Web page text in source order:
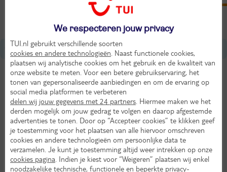
Over Italië
Tijdverschil met Nederland
Gelijk aan NL
Munteenheid
Euro
Taal
Italiaans
We respecteren jouw privacy
TUI.nl gebruikt verschillende soorten
cookies en andere technologieën . Naast functionele cookies,
plaatsen wij analytische cookies om het gebruik en de kwaliteit van
onze website te meten. Voor een betere gebruikservaring, het
tonen van gepersonaliseerde aanbiedingen en om de ervaring op
social media platformen te verbeteren
delen wij jouw gegevens met 24 partners . Hiermee maken we het
derden mogelijk om jouw gedrag te volgen en daarop afgestemde
advertenties te tonen. Door op “Accepteer cookies” te klikken geef
je toestemming voor het plaatsen van alle hiervoor omschreven
cookies en andere technologieën om persoonlijke data te
verzamelen. Je kunt je toestemming altijd weer intrekken op onze
cookies pagina . Indien je kiest voor “Weigeren” plaatsen wij enkel
noodzakelijke technische, functionele en beperkte privacy-